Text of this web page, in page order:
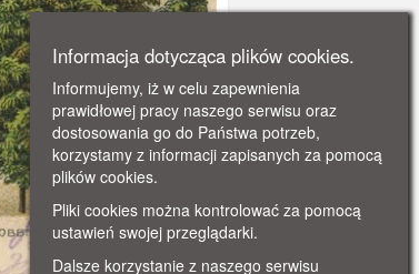
Informacja dotycząca plików cookies.
Informujemy, iż w celu zapewnienia
prawidłowej pracy naszego serwisu oraz
dostosowania go do Państwa potrzeb,
korzystamy z informacji zapisanych za pomocą
plików cookies.
Pliki cookies można kontrolować za pomocą
ustawień swojej przeglądarki.
Dalsze korzystanie z naszego serwisu